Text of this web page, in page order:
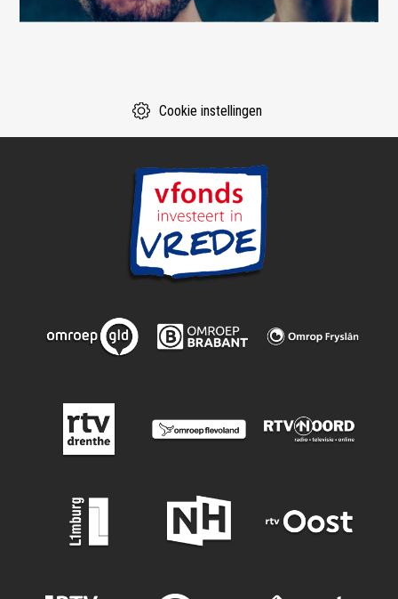
Cookie instellingen